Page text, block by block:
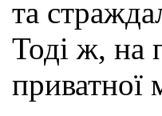
та
Тоді ж, на
приватної